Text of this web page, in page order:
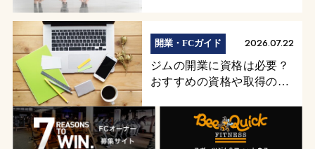
開業・FCガイド 2026.07.22
ジムの開業に資格は必要？
おすすめの資格や取得のメ